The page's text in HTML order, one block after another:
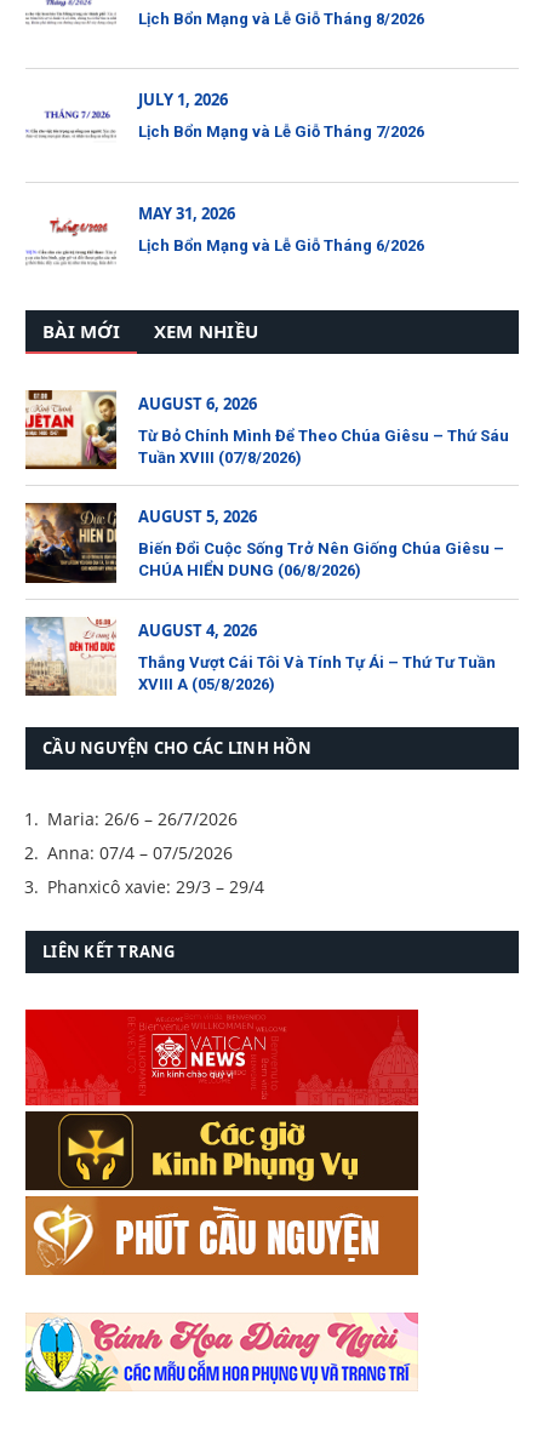
Lịch Bổn Mạng và Lễ Giỗ Tháng 8/2026
JULY 1, 2026
Lịch Bổn Mạng và Lễ Giỗ Tháng 7/2026
MAY 31, 2026
Lịch Bổn Mạng và Lễ Giỗ Tháng 6/2026
BÀI MỚI XEM NHIỀU
AUGUST 6, 2026
Từ Bỏ Chính Mình Để Theo Chúa Giêsu – Thứ Sáu
Tuần XVIII (07/8/2026)
AUGUST 5, 2026
Biến Đổi Cuộc Sống Trở Nên Giống Chúa Giêsu –
CHÚA HIỂN DUNG (06/8/2026)
AUGUST 4, 2026
Thắng Vượt Cái Tôi Và Tính Tự Ái – Thứ Tư Tuần
XVIII A (05/8/2026)
CẦU NGUYỆN CHO CÁC LINH HỒN
Maria: 26/6 – 26/7/2026
Anna: 07/4 – 07/5/2026
Phanxicô xavie: 29/3 – 29/4
LIÊN KẾT TRANG